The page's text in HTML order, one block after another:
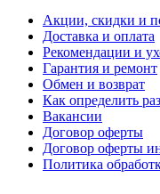
Акции, скидки и
Доставка и оплата
Рекомендации и
Гарантия и ремонт
Обмен и возврат
Как определить
Вакансии
Договор оферты
Договор оферты
Политика